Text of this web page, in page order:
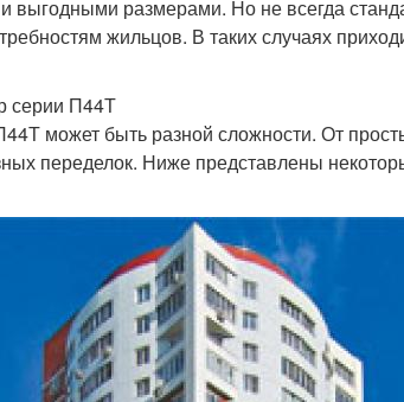
выгодными размерами. Но не всегда
жильцов. В таких случаях
серии П44Т
может быть разной сложности. От
переделок. Ниже представлены